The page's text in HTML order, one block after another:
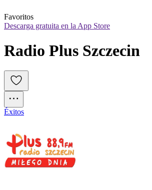
Favoritos
Descarga gratuita en la App Store
Radio Plus Szczecin
Éxitos